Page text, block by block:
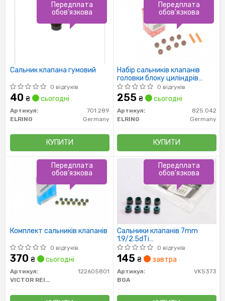
Сальник клапана гумовий
0 відгуків
40 ₴ сьогодні
Артикул:
701.289
ELRING
Germany
КУПИТИ
Передплата
обов'язкова
Набір сальників клапанів
головки блоку циліндрів
двигуна
0 відгуків
255 ₴ сьогодні
Артикул:
825.042
ELRING
Germany
КУПИТИ
Передплата
обов'язкова
Комплект сальників клапанів
0 відгуків
370 ₴ сьогодні
Артикул:
122605801
VICTOR REINZ
Передплата
обов'язкова
Сальники клапанів 7mm
1.9/2.5dTi
T4/T5/VW/Citroen/Renault
(к-кт-8шт).)
0 відгуків
145 ₴ завтра
Артикул:
VK5373
BGA
Передплата
обов'язкова